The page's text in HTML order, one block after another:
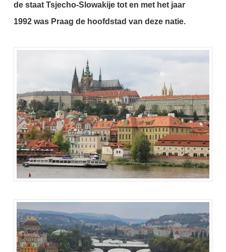
de staat Tsjecho-Slowakije tot en met het jaar
1992 was Praag de hoofdstad van deze natie.